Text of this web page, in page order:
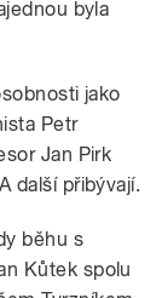
byla
jako
Petr
Jan Pirk
další přibývají.
běhu s
Kůtek spolu